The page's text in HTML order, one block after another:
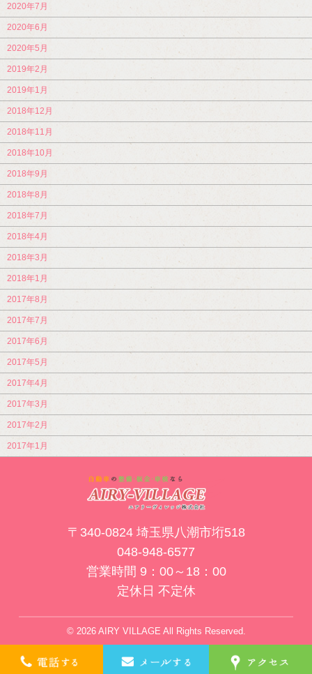
2020年7月
2020年6月
2020年5月
2019年2月
2019年1月
2018年12月
2018年11月
2018年10月
2018年9月
2018年8月
2018年7月
2018年4月
2018年3月
2018年1月
2017年8月
2017年7月
2017年6月
2017年5月
2017年4月
2017年3月
2017年2月
2017年1月
〒340-0824 埼玉県八潮市垳518
048-948-6577
営業時間 9：00～18：00
定休日 不定休
© 2026 AIRY VILLAGE All Rights Reserved.